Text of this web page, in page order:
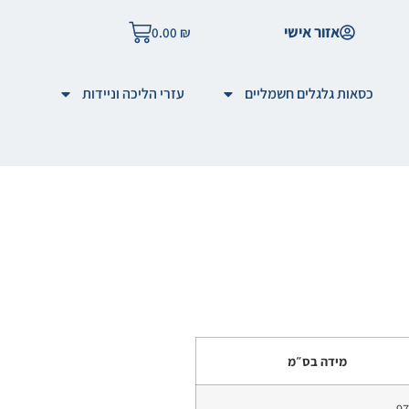
אזור אישי 0.00 ₪
כסאות גלגלים חשמליים עזרי הליכה וניידות
מידה בס״מ